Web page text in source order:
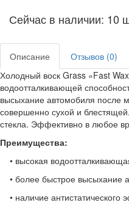
Сейчас в наличии: 10
Описание
Отзывов (0)
Холодный воск Grass «Fast
водоотталкивающей
высыхание автомобиля после
совершенно сухой и
стекла. Эффективно в любое
Преимущества:
• высокая
• более быстрое высыхание
• наличие антистатического